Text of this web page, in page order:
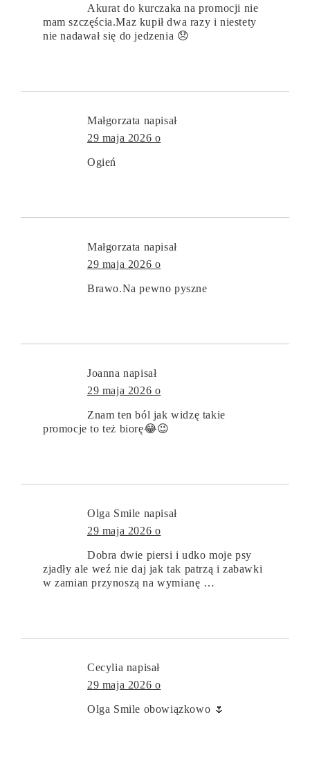
Akurat do kurczaka na promocji nie
mam szczęścia.Maz kupił dwa razy i niestety
nie nadawał się do jedzenia 😞
Małgorzata napisał
29 maja 2026 o
Ogień
Małgorzata napisał
29 maja 2026 o
Brawo.Na pewno pyszne
Joanna napisał
29 maja 2026 o
Znam ten ból jak widzę takie
promocje to też biorę😂😉
Olga Smile napisał
29 maja 2026 o
Dobra dwie piersi i udko moje psy
zjadły ale weź nie daj jak tak patrzą i zabawki
w zamian przynoszą na wymianę …
Cecylia napisał
29 maja 2026 o
Olga Smile obowiązkowo 🌷